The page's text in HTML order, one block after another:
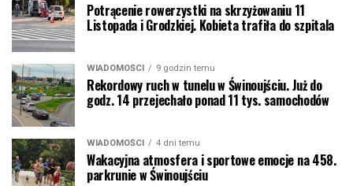
Potrącenie rowerzystki na skrzyżowaniu 11
Listopada i Grodzkiej. Kobieta trafiła do szpitala
WIADOMOŚCI 9 godzin temu
Rekordowy ruch w tunelu w Świnoujściu. Już do
godz. 14 przejechało ponad 11 tys. samochodów
WIADOMOŚCI 4 dni temu
Wakacyjna atmosfera i sportowe emocje na 458.
parkrunie w Świnoujściu